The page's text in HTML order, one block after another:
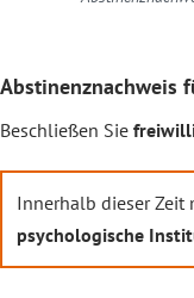
Abstinenznachweis
Beschließen Sie
Innerhalb dieser Zeit
psychologische